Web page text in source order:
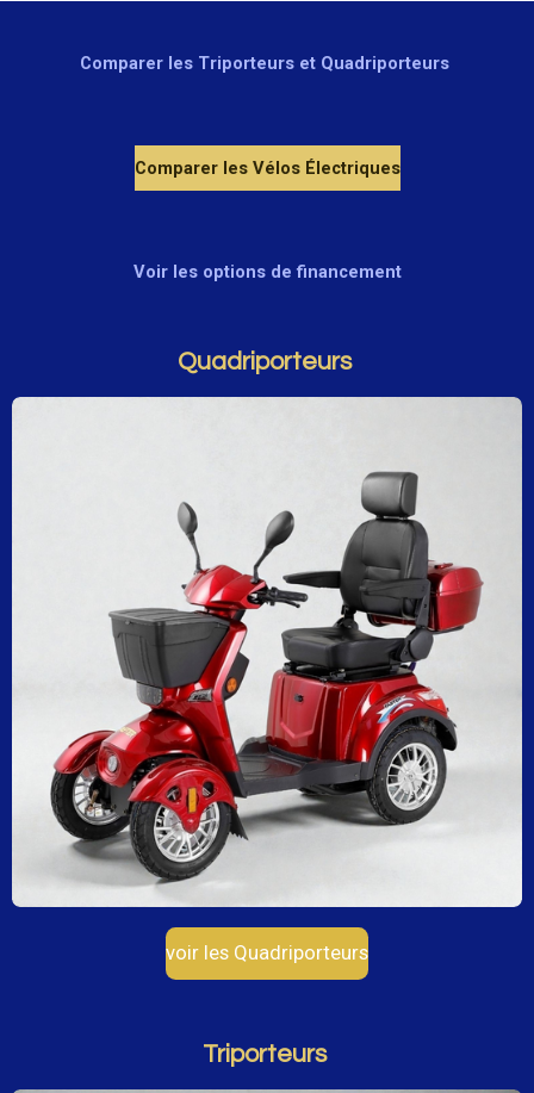
Comparer les Triporteurs et Quadriporteurs
Comparer les Vélos Électriques
Voir les options de financement
Quadriporteurs
voir les Quadriporteurs
Triporteurs